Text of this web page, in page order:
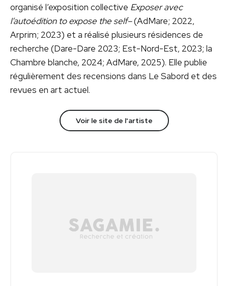
organisé l’exposition collective Exposer avec
l’autoédition to expose the self–(AdMare; 2022,
Arprim; 2023) et a réalisé plusieurs résidences de
recherche (Dare-Dare 2023; Est-Nord-Est, 2023; la
Chambre blanche, 2024; AdMare, 2025). Elle publie
régulièrement des recensions dans Le Sabord et des
revues en art actuel.
Voir le site de l'artiste